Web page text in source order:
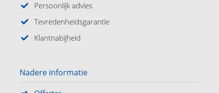
Persoonlijk advies
Tevredenheidsgarantie
Klantnabijheid
Nadere informatie